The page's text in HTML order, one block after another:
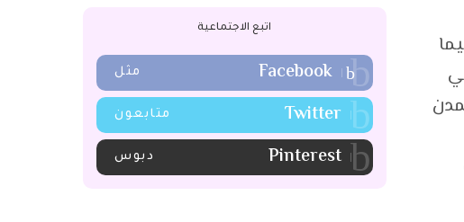
اتبع الاجتماعية
Facebook مثل
Twitter متابعون
Pinterest دبوس